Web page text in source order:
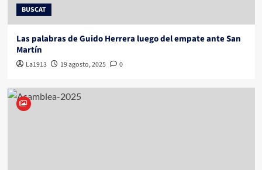
BUSCAT
Las palabras de Guido Herrera luego del empate ante San
Martín
La1913 19 agosto, 2025 0